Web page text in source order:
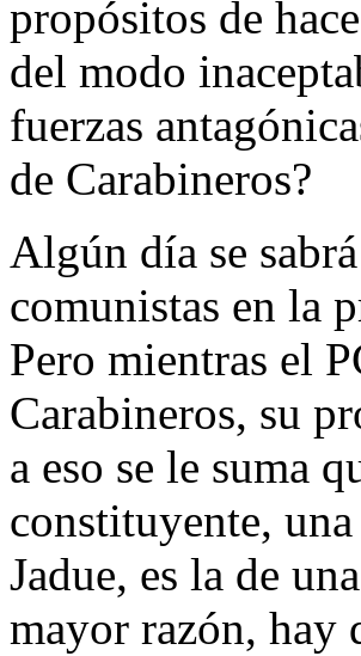
propósitos de
del modo
fuerzas
de Carabineros?
Algún día se
comunistas en la
Pero mientras el
Carabineros, su
a eso se le suma
constituyente,
Jadue, es la de
mayor razón, hay